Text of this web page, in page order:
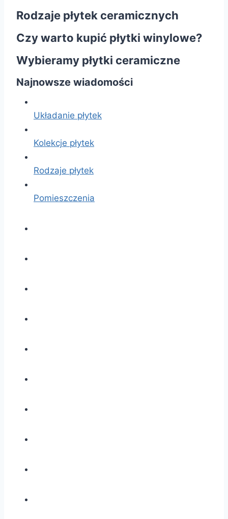
Rodzaje płytek ceramicznych
Czy warto kupić płytki winylowe?
Wybieramy płytki ceramiczne
Najnowsze wiadomości
Układanie płytek
Kolekcje płytek
Rodzaje płytek
Pomieszczenia